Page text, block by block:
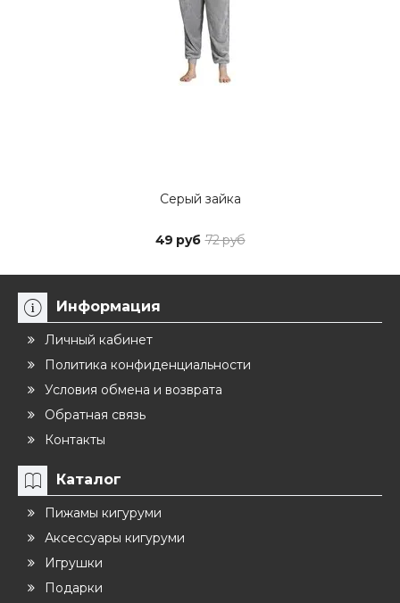
Серый зайка
49 руб 72 руб
Информация
Личный кабинет
Политика конфиденциальности
Условия обмена и возврата
Обратная связь
Контакты
Каталог
Пижамы кигуруми
Аксессуары кигуруми
Игрушки
Подарки